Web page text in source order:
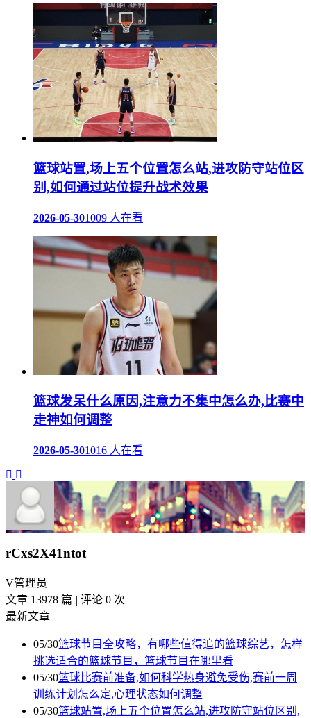
篮球站置,场上五个位置怎么站,进攻防守站位区
别,如何通过站位提升战术效果
2026-05-301009 人在看
篮球发呆什么原因,注意力不集中怎么办,比赛中
走神如何调整
2026-05-301016 人在看
rCxs2X41ntot
V管理员
文章 13978 篇
评论 0 次
最新文章
05/30篮球节目全攻略，有哪些值得追的篮球综艺，怎样
挑选适合的篮球节目，篮球节目在哪里看
05/30篮球比赛前准备,如何科学热身避免受伤,赛前一周
训练计划怎么定,心理状态如何调整
05/30篮球站置,场上五个位置怎么站,进攻防守站位区别,